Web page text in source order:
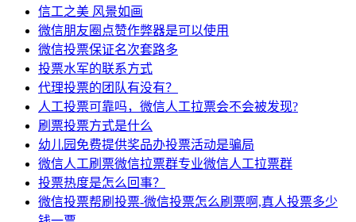
信工之美 风景如画
微信朋友圈点赞作弊器是可以使用
微信投票保证名次套路多
投票水军的联系方式
代理投票的团队有没有？
人工投票可靠吗，微信人工拉票会不会被发现?
​刷票投票方式是什么
幼儿园免费提供奖品办投票活动是骗局
微信人工刷票微信拉票群专业微信人工拉票群
投票热度是怎么回事？
微信投票帮刷投票-微信投票怎么刷票啊,真人投票多少